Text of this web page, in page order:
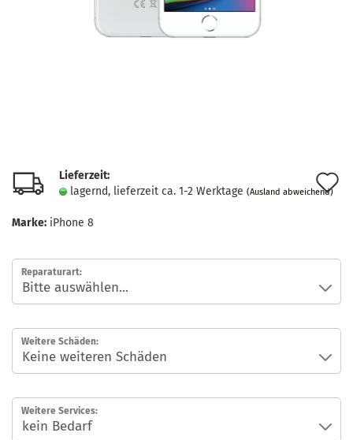
Lieferzeit:
lagernd, lieferzeit ca. 1-2 Werktage (Ausland abweichend)
Marke: iPhone 8
Reparaturart:
Weitere Schäden:
Weitere Services: